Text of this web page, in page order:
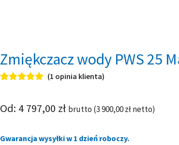
Zmiękczacz wody PWS 25
podstawie
oceny klienta
(1 opinia klienta)
Od: 4 797,00 zł brutto (3 900,00złnetto)
Gwarancja wysyłki w 1 dzień roboczy.